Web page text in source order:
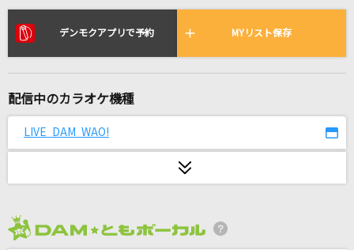
リアルタイムで歌われている曲の一覧
向かいあわせ
Hero too
デンモクアプリで予約 MYリスト保存
配信中のカラオケ機種
LIVE DAM WAO!